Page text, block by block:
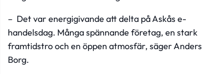
– Det var energigivande att delta på Askås e-
handelsdag. Många spännande företag, en stark
framtidstro och en öppen atmosfär, säger Anders
Borg.